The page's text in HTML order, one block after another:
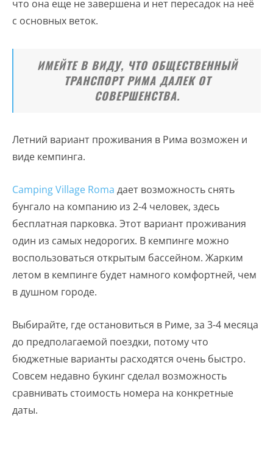
что она еще не завершена и нет пересадок на неё
с основных веток.
ИМЕЙТЕ В ВИДУ, ЧТО ОБЩЕСТВЕННЫЙ
ТРАНСПОРТ РИМА ДАЛЕК ОТ
СОВЕРШЕНСТВА.
Летний вариант проживания в Рима возможен и
виде кемпинга.
Camping Village Roma дает возможность снять
бунгало на компанию из 2-4 человек, здесь
бесплатная парковка. Этот вариант проживания
один из самых недорогих. В кемпинге можно
воспользоваться открытым бассейном. Жарким
летом в кемпинге будет намного комфортней, чем
в душном городе.
Выбирайте, где остановиться в Риме, за 3-4 месяца
до предполагаемой поездки, потому что
бюджетные варианты расходятся очень быстро.
Совсем недавно букинг сделал возможность
сравнивать стоимость номера на конкретные
даты.